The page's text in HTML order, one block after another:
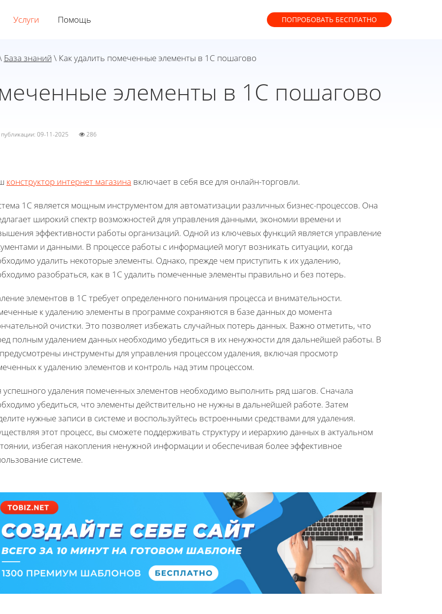
Услуги Помощь ПОПРОБОВАТЬ БЕСПЛАТНО
База знаний \ Как удалить помеченные элементы в 1С пошагово
элементы в 1С пошагово
публикации: 09-11-2025 286
конструктор интернет магазина включает в себя все для онлайн-торговли.
1С является мощным инструментом для автоматизации различных бизнес-процессов. Она
широкий спектр возможностей для управления данными, экономии времени и
эффективности работы организаций. Одной из ключевых функций является управление
и данными. В процессе работы с информацией могут возникать ситуации, когда
удалить некоторые элементы. Однако, прежде чем приступить к их удалению,
разобраться, как в 1С удалить помеченные элементы правильно и без потерь.
элементов в 1С требует определенного понимания процесса и внимательности.
к удалению элементы в программе сохраняются в базе данных до момента
очистки. Это позволяет избежать случайных потерь данных. Важно отметить, что
полным удалением данных необходимо убедиться в их ненужности для дальнейшей работы. В
инструменты для управления процессом удаления, включая просмотр
к удалению элементов и контроль над этим процессом.
успешного удаления помеченных элементов необходимо выполнить ряд шагов. Сначала
убедиться, что элементы действительно не нужны в дальнейшей работе. Затем
нужные записи в системе и воспользуйтесь встроенными средствами для удаления.
этот процесс, вы сможете поддерживать структуру и иерархию данных в актуальном
избегая накопления ненужной информации и обеспечивая более эффективное
системе.